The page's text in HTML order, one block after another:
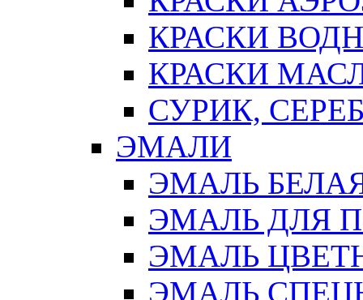
КРАСКИ
КРАСКИ
СУРИК,
ЭМАЛИ
ЭМАЛЬ
ЭМАЛЬ ДЛЯ
ЭМАЛЬ
ЭМАЛЬ